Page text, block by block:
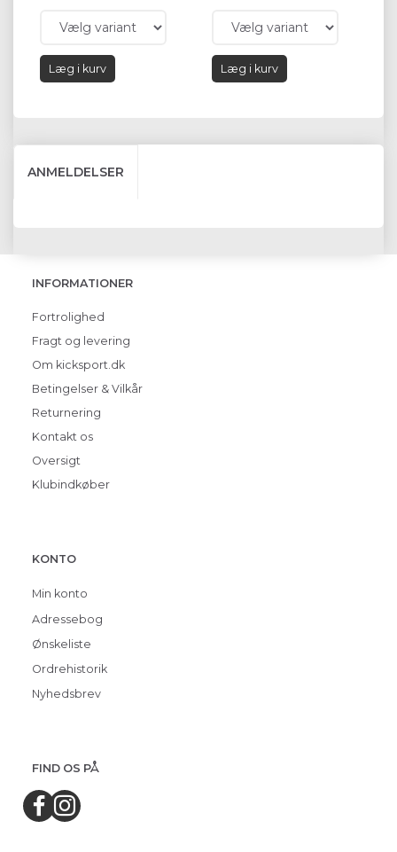
Læg i kurv Læg i kurv
ANMELDELSER
INFORMATIONER
Fortrolighed
Fragt og levering
Om kicksport.dk
Betingelser & Vilkår
Returnering
Kontakt os
Oversigt
Klubindkøber
KONTO
Min konto
Adressebog
Ønskeliste
Ordrehistorik
Nyhedsbrev
FIND OS PÅ